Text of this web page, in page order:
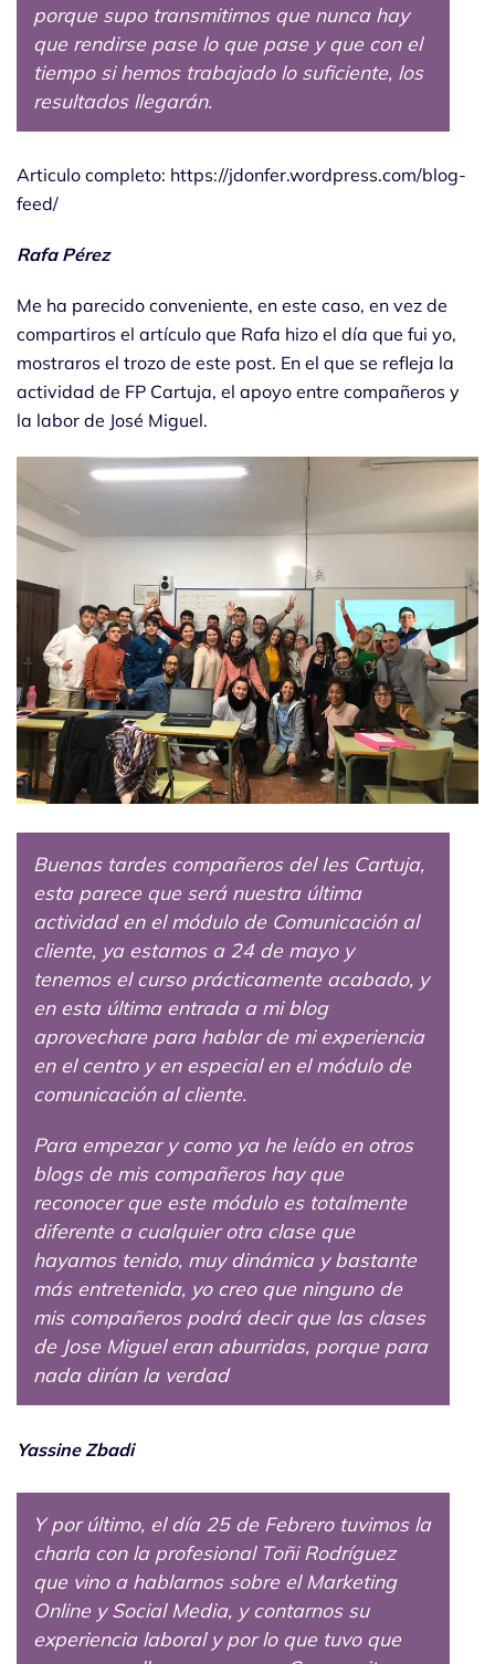
porque supo transmitirnos que nunca hay
que rendirse pase lo que pase y que con el
tiempo si hemos trabajado lo suficiente, los
resultados llegarán.
Articulo completo: https://jdonfer.wordpress.com/blog-
feed/
Rafa Pérez
Me ha parecido conveniente, en este caso, en vez de
compartiros el artículo que Rafa hizo el día que fui yo,
mostraros el trozo de este post. En el que se refleja la
actividad de FP Cartuja, el apoyo entre compañeros y
la labor de José Miguel.
Buenas tardes compañeros del Ies Cartuja,
esta parece que será nuestra última
actividad en el módulo de Comunicación al
cliente, ya estamos a 24 de mayo y
tenemos el curso prácticamente acabado, y
en esta última entrada a mi blog
aprovechare para hablar de mi experiencia
en el centro y en especial en el módulo de
comunicación al cliente.
Para empezar y como ya he leído en otros
blogs de mis compañeros hay que
reconocer que este módulo es totalmente
diferente a cualquier otra clase que
hayamos tenido, muy dinámica y bastante
más entretenida, yo creo que ninguno de
mis compañeros podrá decir que las clases
de Jose Miguel eran aburridas, porque para
nada dirían la verdad
Yassine Zbadi
Y por último, el día 25 de Febrero tuvimos la
charla con la profesional Toñi Rodríguez
que vino a hablarnos sobre el Marketing
Online y Social Media, y contarnos su
experiencia laboral y por lo que tuvo que